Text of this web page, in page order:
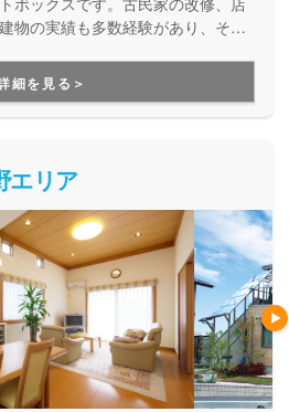
物の実績も多数経験があり、そこ
ます。また、創業から36年間、変
りに携わってきており、建てた後
ターフォローを行ってくれるとい
細を見る＞
エリア